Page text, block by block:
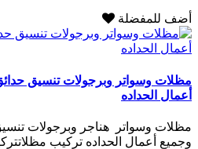
أضف للمفضلة
مظلات وسواتر وبرجولات تنسيق
أعمال الحداده
مظلات وسواتر هناجر وبرجولات
وجميع أعمال الحداده تركيب